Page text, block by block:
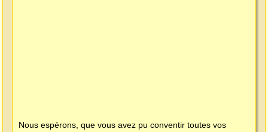
Nous espérons, que vous avez pu conventir toutes vos